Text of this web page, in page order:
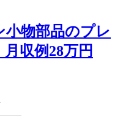
小物部品のプレ
収例28万円